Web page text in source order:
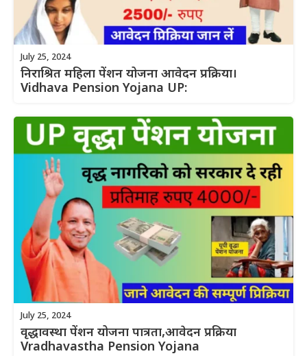
July 25, 2024
निराश्रित महिला पेंशन योजना आवेदन प्रक्रिया।
Vidhava Pension Yojana UP:
July 25, 2024
वृद्धावस्था पेंशन योजना पात्रता,आवेदन प्रक्रिया
Vradhavastha Pension Yojana